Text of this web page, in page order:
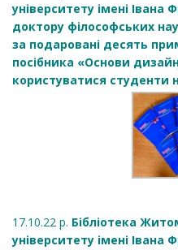
університету імені
доктору філософських
за подаровані десять
посібника «Основи
користуватися студенти
17.10.22 р. Бібліотека
університету імені